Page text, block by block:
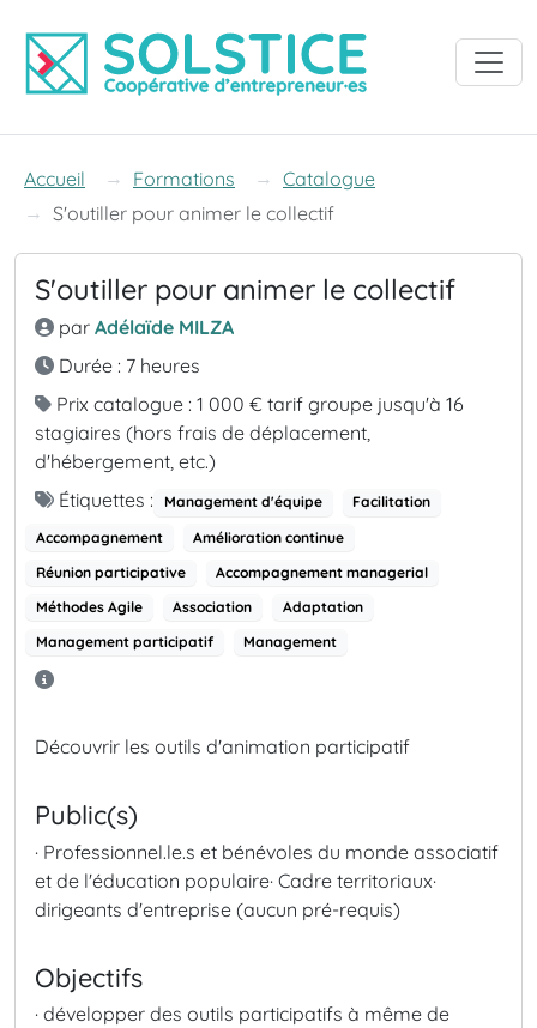
Accueil Formations
Catalogue
S'outiller pour animer le collectif
S'outiller pour animer le collectif
par Adélaïde MILZA
Durée : 7 heures
Prix catalogue : 1 000 € tarif groupe jusqu'à 16
stagiaires (hors frais de déplacement,
d'hébergement, etc.)
Étiquettes :
Management d'équipe
Facilitation
Accompagnement
Amélioration continue
Réunion participative
Accompagnement managerial
Méthodes Agile
Association
Adaptation
Management participatif
Management
Découvrir les outils d'animation participatif
Public(s)
· Professionnel.le.s et bénévoles du monde associatif
et de l'éducation populaire· Cadre territoriaux·
dirigeants d'entreprise (aucun pré-requis)
Objectifs
· développer des outils participatifs à même de